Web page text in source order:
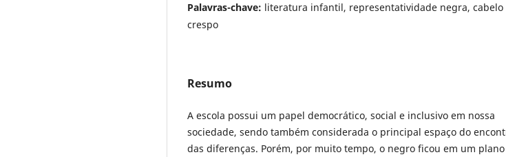
Palavras-chave: literatura infantil, representatividade negra, cabelo
crespo
Resumo
A escola possui um papel democrático, social e inclusivo em nossa
sociedade, sendo também considerada o principal espaço do
das diferenças. Porém, por muito tempo, o negro ficou em um plano